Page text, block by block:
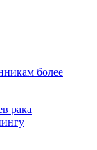
более
рака